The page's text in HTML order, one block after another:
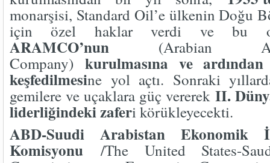
monarşisi, Standard Oil’e ülkenin Doğu
için özel haklar verdi ve bu
ARAMCO’nun (Arabian
Company)kurulmasına ve
keşfedilmesine yol açtı. Sonraki
gemilere ve uçaklara güç vererekII.
liderliğindeki zaferi körükleyecekti.
ABD-Suudi Arabistan
Komisyonu /The United States-